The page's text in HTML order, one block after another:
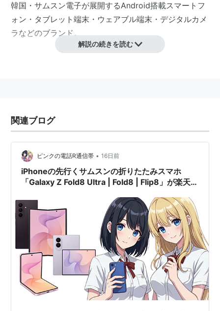
韓国・サムスン電子が展開するAndroid搭載スマートフ
ォン・タブレット端末・ウェアブル端末・デジタルカメ
ラなどのブランド。
解説の続きを読む
関連ブログ
ピンクの電話R通信帯 • 16日前
iPhoneの先行くサムスンの折りたたみスマホ
「Galaxy Z Fold8 Ultra | Fold8 | Flip8」が楽天モ